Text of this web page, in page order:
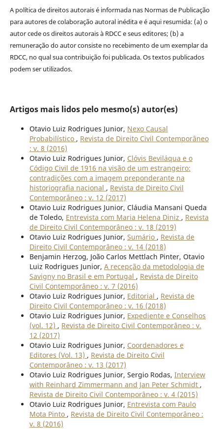
A política de direitos autorais é informada nas Normas de Publicação
para autores de colaboração autoral inédita e é aqui resumida: (a) o
autor cede os direitos autorais à RDCC e seus editores; (b) a
remuneração do autor consiste no recebimento de um exemplar da
RDCC, no qual sua contribuição foi publicada. Os textos publicados
podem ser utilizados.
Artigos mais lidos pelo mesmo(s) autor(es)
Otavio Luiz Rodrigues Junior, Nexo Causal
Probabilístico , Revista de Direito Civil Contemporâneo
: v. 8 (2016)
Otavio Luiz Rodrigues Junior, Clóvis Beviláqua e o
Código Civil de 1916 na visão de um estrangeiro:
contradições com a imagem preponderante na
historiografia nacional , Revista de Direito Civil
Contemporâneo : v. 12 (2017)
Otavio Luiz Rodrigues Junior, Cláudia Mansani Queda
de Toledo, Entrevista com Maria Helena Diniz , Revista
de Direito Civil Contemporâneo : v. 18 (2019)
Otavio Luiz Rodrigues Junior, Sumário , Revista de
Direito Civil Contemporâneo : v. 14 (2018)
Benjamin Herzog, João Carlos Mettlach Pinter, Otavio
Luiz Rodrigues Junior, A recepção da metodologia de
Savigny no Brasil e em Portugal , Revista de Direito
Civil Contemporâneo : v. 7 (2016)
Otavio Luiz Rodrigues Junior, Editorial , Revista de
Direito Civil Contemporâneo : v. 16 (2018)
Otavio Luiz Rodrigues Junior, Expediente e Conselhos
(vol. 12) , Revista de Direito Civil Contemporâneo : v.
12 (2017)
Otavio Luiz Rodrigues Junior, Coordenadores e
Editores (Vol. 13) , Revista de Direito Civil
Contemporâneo : v. 13 (2017)
Otavio Luiz Rodrigues Junior, Sergio Rodas, Interview
with Reinhard Zimmermann and Jan Peter Schmidt ,
Revista de Direito Civil Contemporâneo : v. 4 (2015)
Otavio Luiz Rodrigues Junior, Entrevista com Paulo
Mota Pinto , Revista de Direito Civil Contemporâneo :
v. 8 (2016)